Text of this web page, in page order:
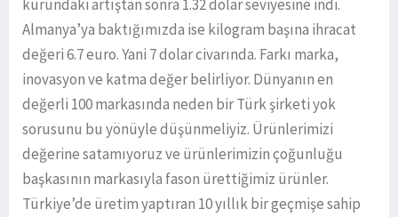
kurundaki artıştan sonra 1.32 dolar seviyesine indi.
Almanya’ya baktığımızda ise kilogram başına ihracat
değeri 6.7 euro. Yani 7 dolar civarında. Farkı marka,
inovasyon ve katma değer belirliyor. Dünyanın en
değerli 100 markasında neden bir Türk şirketi yok
sorusunu bu yönüyle düşünmeliyiz. Ürünlerimizi
değerine satamıyoruz ve ürünlerimizin çoğunluğu
başkasının markasıyla fason ürettiğimiz ürünler.
Türkiye’de üretim yaptıran 10 yıllık bir geçmişe sahip